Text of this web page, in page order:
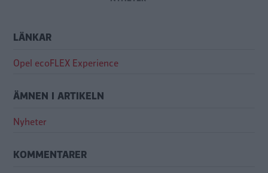
LÄNKAR
Opel ecoFLEX Experience
ÄMNEN I ARTIKELN
Nyheter
KOMMENTARER